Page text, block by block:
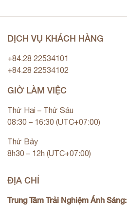
DỊCH VỤ KHÁCH HÀNG
+84.28 22534101
+84.28 22534102
GIỜ LÀM VIỆC
Thứ Hai – Thứ Sáu
08:30 – 16:30 (UTC+07:00)
Thứ Bảy
8h30 – 12h (UTC+07:00)
ĐỊA CHỈ
Trung Tâm Trải Nghiệm Ánh Sáng: